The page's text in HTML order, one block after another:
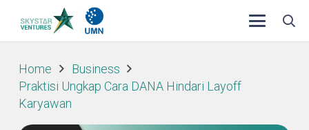
Home
Business
Praktisi Ungkap Cara DANA Hindari Layoff
Karyawan